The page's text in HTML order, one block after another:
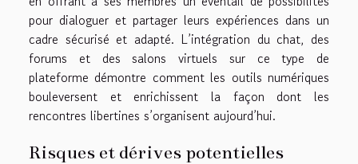
pour dialoguer et partager leurs expériences dans un
cadre sécurisé et adapté. L’intégration du chat, des
forums et des salons virtuels sur ce type de
plateforme démontre comment les outils numériques
bouleversent et enrichissent la façon dont les
rencontres libertines s’organisent aujourd’hui.
Risques et dérives potentielles